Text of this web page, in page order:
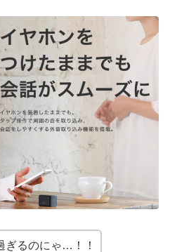
ぎるのにゃ…！！